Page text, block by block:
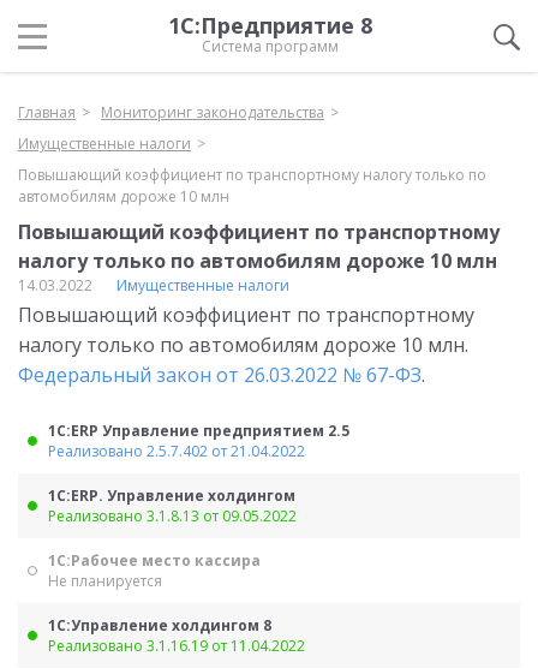
1С:Предприятие 8
Система программ
Главная
Мониторинг законодательства
Имущественные налоги
Повышающий коэффициент по транспортному налогу только по
автомобилям дороже 10 млн
Повышающий коэффициент по транспортному
налогу только по автомобилям дороже 10 млн
14.03.2022 Имущественные налоги
Повышающий коэффициент по транспортному
налогу только по автомобилям дороже 10 млн.
Федеральный закон от 26.03.2022 № 67-ФЗ.
1С:ERP Управление предприятием 2.5
Реализовано 2.5.7.402 от 21.04.2022
1С:ERP. Управление холдингом
Реализовано 3.1.8.13 от 09.05.2022
1С:Рабочее место кассира
Не планируется
1С:Управление холдингом 8
Реализовано 3.1.16.19 от 11.04.2022